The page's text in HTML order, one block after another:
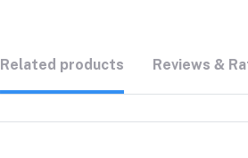
Related products Reviews &